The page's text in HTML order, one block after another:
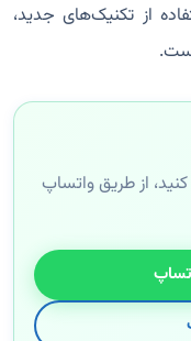
از تکنیک‌های جدید،
از طریق واتساپ